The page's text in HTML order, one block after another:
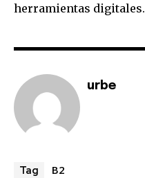
herramientas digitales.
urbe
Tag B2